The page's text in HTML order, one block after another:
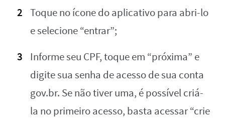
Toque no ícone do aplicativo para abri-lo
e selecione “entrar”;
Informe seu CPF, toque em “próxima” e
digite sua senha de acesso de sua conta
gov.br. Se não tiver uma, é possível criá-
la no primeiro acesso, basta acessar “crie